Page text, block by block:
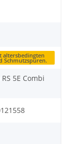
altersbedingten
Schmutzspuren.
5E Combi